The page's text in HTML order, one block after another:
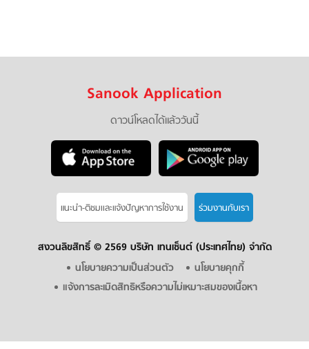
Sanook Application
ดาวน์โหลดได้แล้ววันนี้
แนะนำ-ติชมเเละแจ้งปัญหาการใช้งาน ร่วมงานกับเรา
สงวนลิขสิทธิ์ © 2569 บริษัท เทนเซ็นต์ (ประเทศไทย) จำกัด
นโยบายความเป็นส่วนตัว
นโยบายคุกกี้
แจ้งการละเมิดสิทธิหรือความไม่เหมาะสมของเนื้อหา